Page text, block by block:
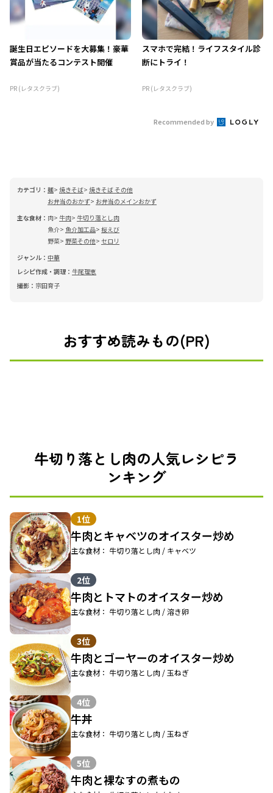
誕生日エピソードを大募集！豪華
賞品が当たるコンテスト開催
PR (レタスクラブ)
スマホで完結！ライフスタイル診
断にトライ！
PR (レタスクラブ)
Recommended by
カテゴリ： 麺 焼きそば 焼きそば その他
お弁当のおかず
お弁当のメインおかず
主な食材： 肉 牛肉 牛切り落とし肉
魚介
魚介加工品 桜えび
野菜
野菜その他
セロリ
ジャンル： 中華
レシピ作成・調理： 牛尾理恵
撮影： 宗田育子
おすすめ読みもの(PR)
牛切り落とし肉の人気レシピラ
ンキング
1位
牛肉とキャベツのオイスター炒め
主な食材： 牛切り落とし肉 / キャベツ
2位
牛肉とトマトのオイスター炒め
主な食材： 牛切り落とし肉 / 溶き卵
3位
牛肉とゴーヤーのオイスター炒め
主な食材： 牛切り落とし肉 / 玉ねぎ
4位
牛丼
主な食材： 牛切り落とし肉 / 玉ねぎ
5位
牛肉と裸なすの煮もの